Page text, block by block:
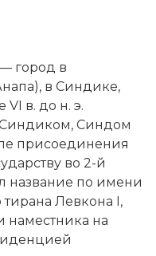
Щ Ы
— город в
в Синдике,
в. до н. э.
Синдиком, Синдом
присоединения
во 2-й
название по имени
тирана Левкона I,
наместника на